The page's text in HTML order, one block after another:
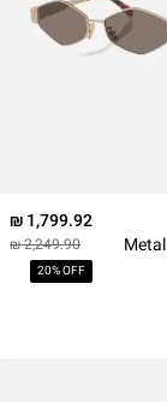
1,799.92 ₪
2,249.90 ₪
20% OFF
משקפי שמש Metal